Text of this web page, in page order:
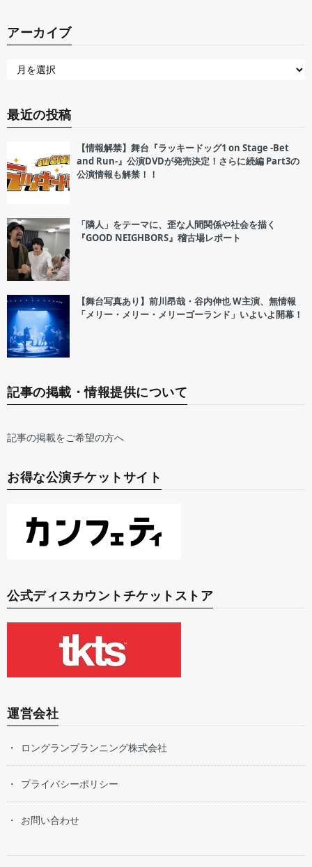
アーカイブ
最近の投稿
【情報解禁】舞台『ラッキードッグ1 on Stage -Bet
and Run-』公演DVDが発売決定！さらに続編 Part3の
公演情報も解禁！！
「隣人」をテーマに、歪な人間関係や社会を描く
『GOOD NEIGHBORS』稽古場レポート
【舞台写真あり】前川昂哉・谷内伸也 W主演、無情報
「メリー・メリー・メリーゴーランド」いよいよ開幕！
記事の掲載・情報提供について
記事の掲載をご希望の方へ
お得な公演チケットサイト
公式ディスカウントチケットストア
運営会社
ロングランプランニング株式会社
プライバシーポリシー
お問い合わせ